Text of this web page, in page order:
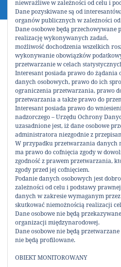
Księga Gości
Podziel się!
elka z Szczecin
12:45
fantastyczny pomysl z ta
inicjatyw!
UDOSTĘPNIJ:
niewrażliwe w zależności od celu i
Dane pozyskiwane są od
organów publicznych w zależności
Dane osobowe będą przechowywane
realizację wykonywanych zadań,
możliwość dochodzenia wszelkich
wykonywanie obowiązków
przetwarzanie w celach
Interesant posiada prawo do
danych osobowych, prawo do ich
ograniczenia przetwarzania, prawo
przetwarzania a także prawo do
Interesant posiada prawo do
nadzorczego – Urzędu Ochrony
uzasadnione jest, iż dane osobowe
administratora niezgodnie z
W przypadku przetwarzania danych
ma prawo do cofnięcia zgody w
zgodność z prawem przetwarzania,
zgody przed jej cofnięciem.
Podanie danych osobowych jest
zależności od celu i podstawy
danych w zakresie wymaganym
skutkować niemożnością realizacji
Dane osobowe nie będą
organizacji międzynarodowej.
Dane osobowe nie będą
nie będą profilowane.
OBIEKT MONITOROWANY